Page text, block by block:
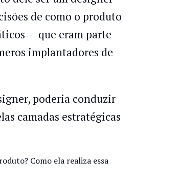
de como o produto
— que eram parte
implantadores de
poderia conduzir
camadas estratégicas
Como ela realiza essa